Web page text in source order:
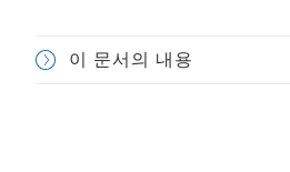
이 문서의 내용